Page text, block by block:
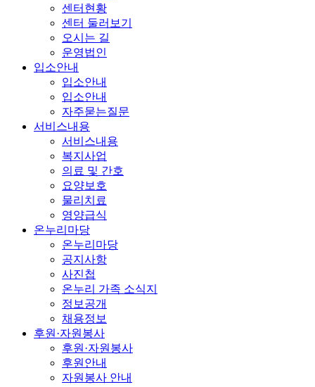
센터현황
센터 둘러보기
오시는 길
운영법인
입소안내
입소안내
입소안내
자주묻는질문
서비스내용
서비스내용
복지사업
의료 및 간호
요양보호
물리치료
영양급식
온누리마당
온누리마당
공지사항
사진첩
온누리 가족 소식지
정보공개
채용정보
후원·자원봉사
후원·자원봉사
후원안내
자원봉사 안내